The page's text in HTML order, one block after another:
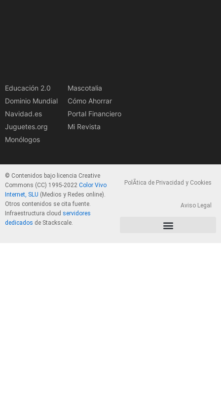
Educación 2.0
Dominio Mundial
Navidad.es
Juguetes.org
Monólogos
Mascotalia
Cómo Ahorrar
Portal Financiero
Mi Revista
© Contenidos bajo licencia Creative
Commons (CC) 1995-2022 Color Vivo
Internet, SLU (Medios y Redes online).
Otros contenidos se cita fuente.
Infraestructura cloud servidores
dedicados de Stackscale.
PolÃ­tica de Privacidad y Cookies
Aviso Legal